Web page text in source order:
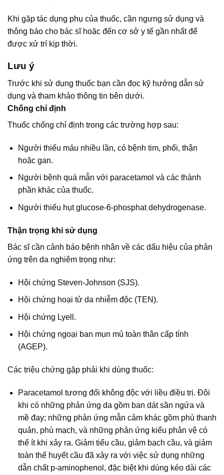
Khi gặp tác dụng phụ của thuốc, cần ngưng sử dụng và
thông báo cho bác sĩ hoặc đến cơ sở y tế gần nhất để
được xử trí kịp thời.
Lưu ý
Trước khi sử dụng thuốc bạn cần đọc kỹ hướng dẫn sử
dụng và tham khảo thông tin bên dưới.
Chống chỉ định
Thuốc chống chỉ định trong các trường hợp sau:
Người thiếu máu nhiều lần, có bệnh tim, phổi, thận
hoặc gan.
Người bệnh quá mẫn với paracetamol và các thành
phần khác của thuốc.
Người thiếu hụt glucose-6-phosphat dehydrogenase.
Thận trọng khi sử dụng
Bác sĩ cần cảnh báo bệnh nhân về các dấu hiệu của phản
ứng trên da nghiêm trọng như:
Hội chứng Steven-Johnson (SJS).
Hội chứng hoại tử da nhiễm độc (TEN).
Hội chứng Lyell.
Hội chứng ngoại ban mụn mủ toàn thân cấp tính
(AGEP).
Các triệu chứng gặp phải khi dùng thuốc:
Paracetamol tương đối không độc với liều điều trị. Đôi
khi có những phản ứng da gồm ban dát sần ngứa và
mề đay; những phản ứng mẫn cảm khác gồm phù thanh
quản, phù mạch, và những phản ứng kiểu phản vệ có
thể ít khi xảy ra. Giảm tiểu cầu, giảm bạch cầu, và giảm
toàn thể huyết cầu đã xảy ra với việc sử dụng những
dẫn chất p-aminophenol, đặc biệt khi dùng kéo dài các